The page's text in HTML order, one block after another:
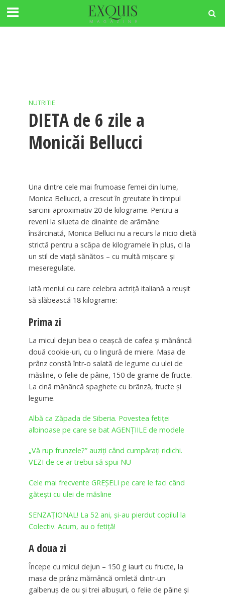
NUTRITIE
DIETA de 6 zile a
Monicăi Bellucci
Una dintre cele mai frumoase femei din lume,
Monica Bellucci, a crescut în greutate în timpul
sarcinii aproximativ 20 de kilograme. Pentru a
reveni la silueta de dinainte de arămâne
însărcinată, Monica Belluci nu a recurs la nicio dietă
strictă pentru a scăpa de kilogramele în plus, ci la
un stil de viață sănătos – cu multă mișcare și
meseregulate.
Iată meniul cu care celebra actriță italiană a reușit
să slăbească 18 kilograme:
Prima zi
La micul dejun bea o ceașcă de cafea și mănâncă
două cookie-uri, cu o lingură de miere. Masa de
prânz constă într-o salată de legume cu ulei de
măsline, o felie de pâine, 150 de grame de fructe.
La cină mănâncă spaghete cu brânză, fructe și
legume.
Albă ca Zăpada de Siberia. Povestea fetiţei
albinoase pe care se bat AGENŢIILE de modele
„Vă rup frunzele?” auziți când cumpărați ridichi.
VEZI de ce ar trebui să spui NU
Cele mai frecvente GREȘELI pe care le faci când
gătești cu ulei de măsline
SENZAȚIONAL! La 52 ani, și-au pierdut copilul la
Colectiv. Acum, au o fetiță!
A doua zi
Începe cu micul dejun – 150 g iaurt cu fructe, la
masa de prânz mămâncă omletă dintr-un
galbenuș de ou și trei albușuri, o felie de pâine și